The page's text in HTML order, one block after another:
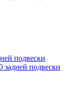
подвески
задней подвески